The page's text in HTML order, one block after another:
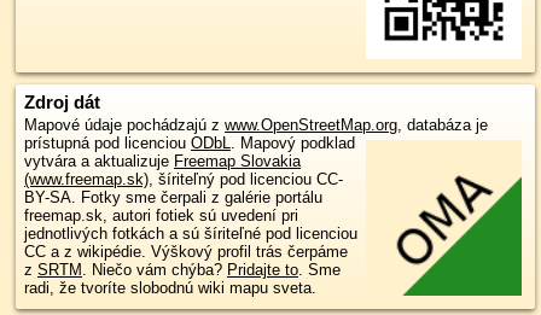
Zdroj dát
Mapové údaje pochádzajú z www.OpenStreetMap.org, databáza je
prístupná pod licenciou ODbL. Mapový podklad
vytvára a aktualizuje Freemap Slovakia
(www.freemap.sk), šíriteľný pod licenciou CC-
BY-SA. Fotky sme čerpali z galérie portálu
freemap.sk, autori fotiek sú uvedení pri
jednotlivých fotkách a sú šíriteľné pod licenciou
CC a z wikipédie. Výškový profil trás čerpáme
z SRTM . Niečo vám chýba? Pridajte to. Sme
radi, že tvoríte slobodnú wiki mapu sveta.